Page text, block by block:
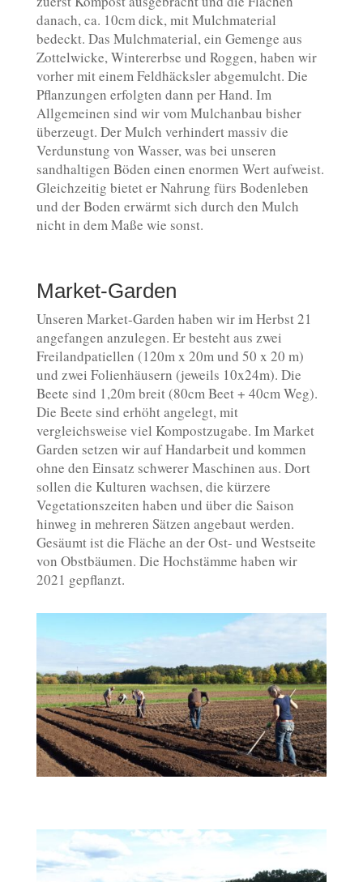
danach, ca. 10cm dick, mit Mulchmaterial
bedeckt. Das Mulchmaterial, ein Gemenge aus
Zottelwicke, Wintererbse und Roggen, haben wir
vorher mit einem Feldhäcksler abgemulcht. Die
Pflanzungen erfolgten dann per Hand. Im
Allgemeinen sind wir vom Mulchanbau bisher
überzeugt. Der Mulch verhindert massiv die
Verdunstung von Wasser, was bei unseren
sandhaltigen Böden einen enormen Wert aufweist.
Gleichzeitig bietet er Nahrung fürs Bodenleben
und der Boden erwärmt sich durch den Mulch
nicht in dem Maße wie sonst.
Market-Garden
Unseren Market-Garden haben wir im Herbst 21
angefangen anzulegen. Er besteht aus zwei
Freilandpatiellen (120m x 20m und 50 x 20 m)
und zwei Folienhäusern (jeweils 10x24m). Die
Beete sind 1,20m breit (80cm Beet + 40cm Weg).
Die Beete sind erhöht angelegt, mit
vergleichsweise viel Kompostzugabe. Im Market
Garden setzen wir auf Handarbeit und kommen
ohne den Einsatz schwerer Maschinen aus. Dort
sollen die Kulturen wachsen, die kürzere
Vegetationszeiten haben und über die Saison
hinweg in mehreren Sätzen angebaut werden.
Gesäumt ist die Fläche an der Ost- und Westseite
von Obstbäumen. Die Hochstämme haben wir
2021 gepflanzt.